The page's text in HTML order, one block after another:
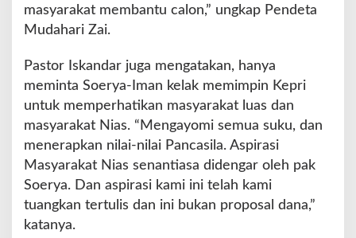
masyarakat membantu calon,” ungkap Pendeta
Mudahari Zai.
Pastor Iskandar juga mengatakan, hanya
meminta Soerya-Iman kelak memimpin Kepri
untuk memperhatikan masyarakat luas dan
masyarakat Nias. “Mengayomi semua suku, dan
menerapkan nilai-nilai Pancasila. Aspirasi
Masyarakat Nias senantiasa didengar oleh pak
Soerya. Dan aspirasi kami ini telah kami
tuangkan tertulis dan ini bukan proposal dana,”
katanya.